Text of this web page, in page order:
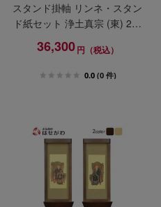
スタンド掛軸 リンネ・スタン
ド紙セット 浄土真宗 (東) 2幅
両脇 小
36,300円（税込）
0.0 (0 件)